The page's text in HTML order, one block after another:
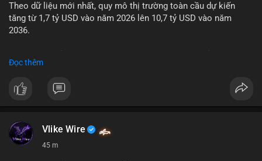
Lời khuyên: Nhà đầu tư nhỏ lẻ nên quan sát thêm 2-4 giờ sau
khi giao dịch được xác nhận, tránh hành động theo cảm xúc.
ưu tiên quản trị rủi ro trong giai đoạn biến động mạnh.
#btcmempool65k
Theo dữ liệu mới nhất, quy mô thị trường toàn cầu dự kiến
tăng từ 1,7 tỷ USD vào năm 2026 lên 10,7 tỷ USD vào năm
2036.
hàng năm (CAGR) ấn tượng lên tới 20,2%.
Điều gì đang thúc đẩy sự tăng trưởng vượt bậc này? Hãy cùng
theo dõi các phân tích chuyên sâu về xu hướng công nghệ và
Đọc thêm
Vlike Wire
45 m